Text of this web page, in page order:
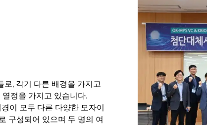
로, 각기 다른 배경을 가지고
정을 가지고 있습니다.
이 모두 다른 다양한 모자이
구성되어 있으며 두 명의 여